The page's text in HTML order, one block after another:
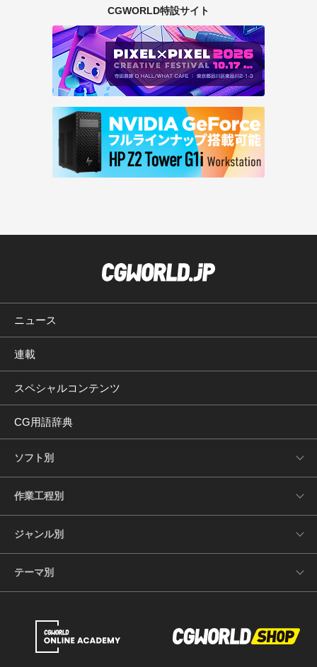
CGWORLD特設サイト
ニュース
連載
スペシャルコンテンツ
CG用語辞典
ソフト別
作業工程別
ジャンル別
テーマ別